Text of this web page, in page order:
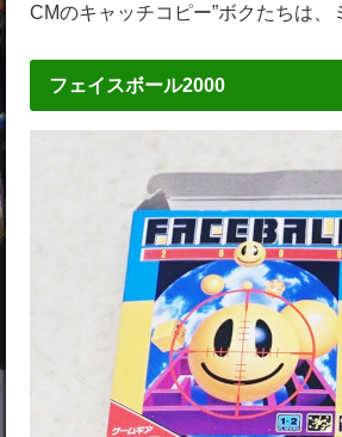
CMのキャッチコピー”ボクたちは、
フェイスボール2000